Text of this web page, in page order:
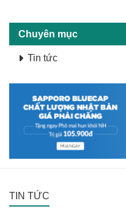
Chuyên mục
Tin tức
TIN TỨC